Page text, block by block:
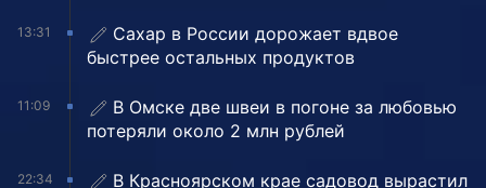
13:31
Сахар в России дорожает вдвое
быстрее остальных продуктов
11:09
В Омске две швеи в погоне за любовью
потеряли около 2 млн рублей
22:34
В Красноярском крае садовод вырастил